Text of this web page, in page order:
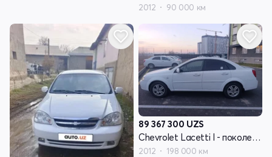
2012 90 000 км
89 367 300 UZS
Chevrolet Lacetti I - поколение
2012 198 000 км